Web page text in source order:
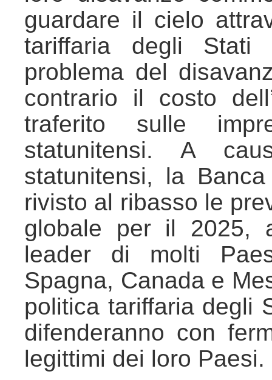
guardare il cielo
tariffaria degli
problema del
contrario il costo
traferito sulle
statunitensi. A
statunitensi, la
rivisto al ribasso le
globale per il 2025,
leader di molti
Spagna, Canada e
politica tariffaria degli
difenderanno con
legittimi dei loro Paesi.